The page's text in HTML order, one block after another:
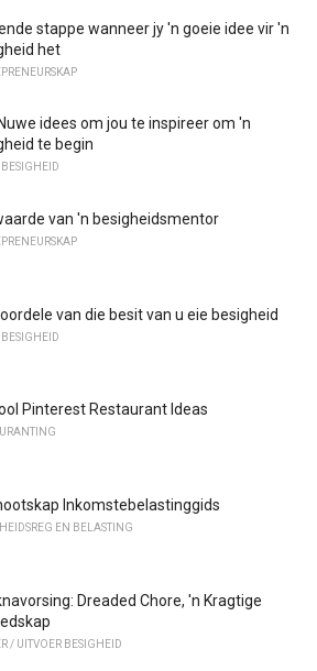
stappe wanneer jy 'n goeie idee vir 'n
het
idees om jou te inspireer om 'n
te begin
van 'n besigheidsmentor
van die besit van u eie besigheid
Pinterest Restaurant Ideas
Inkomstebelastinggids
EN BELASTING
Dreaded Chore, 'n Kragtige
/ UITVOER BESIGHEID